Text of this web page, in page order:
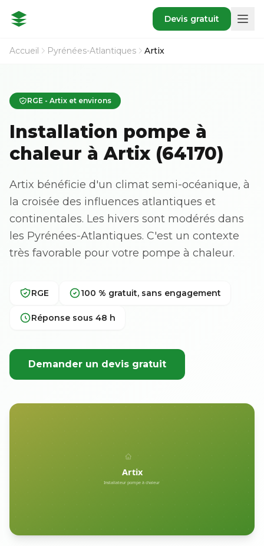
Devis gratuit
Accueil Pyrénées-Atlantiques Artix
RGE - Artix et environs
Installation pompe à
chaleur à Artix (64170)
Artix bénéficie d'un climat semi-océanique, à
la croisée des influences atlantiques et
continentales. Les hivers sont modérés dans
les Pyrénées-Atlantiques. C'est un contexte
très favorable pour votre pompe à chaleur.
RGE 100 % gratuit, sans engagement
Réponse sous 48 h
Demander un devis gratuit